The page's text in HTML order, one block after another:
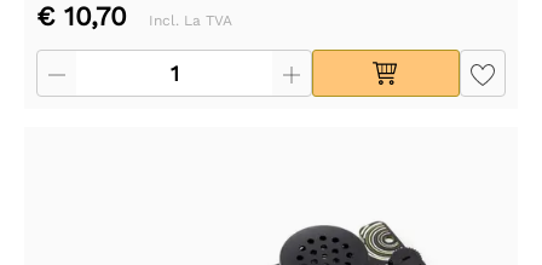
€ 10,70 Incl. La TVA